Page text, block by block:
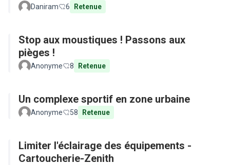
Daniram 6 Retenue
Stop aux moustiques ! Passons aux
pièges !
Anonyme 8 Retenue
Un complexe sportif en zone urbaine
Anonyme 58 Retenue
Limiter l'éclairage des équipements -
Cartoucherie-Zenith